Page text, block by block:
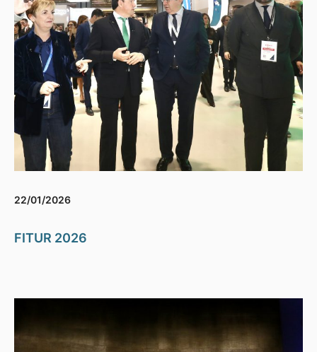
22/01/2026
FITUR 2026